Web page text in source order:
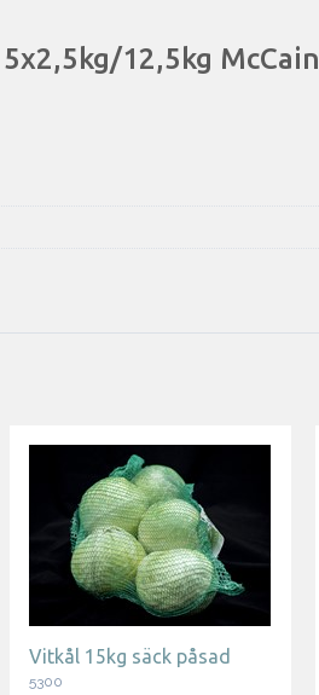
12,5kg McCain
Vitkål 15kg säck påsad
5300